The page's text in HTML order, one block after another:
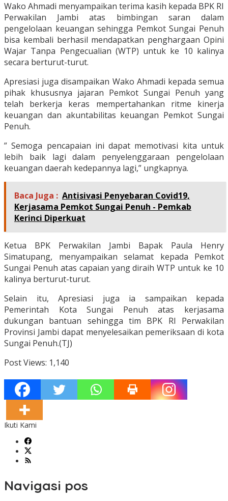
Wako Ahmadi menyampaikan terima kasih kepada BPK RI
Perwakilan Jambi atas bimbingan saran dalam
pengelolaan keuangan sehingga Pemkot Sungai Penuh
bisa kembali berhasil mendapatkan penghargaan Opini
Wajar Tanpa Pengecualian (WTP) untuk ke 10 kalinya
secara berturut-turut.
Apresiasi juga disampaikan Wako Ahmadi kepada semua
pihak khususnya jajaran Pemkot Sungai Penuh yang
telah berkerja keras mempertahankan ritme kinerja
keuangan dan akuntabilitas keuangan Pemkot Sungai
Penuh.
” Semoga pencapaian ini dapat memotivasi kita untuk
lebih baik lagi dalam penyelenggaraan pengelolaan
keuangan daerah kedepannya lagi,” ungkapnya.
Baca Juga : Antisivasi Penyebaran Covid19,
Kerjasama Pemkot Sungai Penuh - Pemkab
Kerinci Diperkuat
Ketua BPK Perwakilan Jambi Bapak Paula Henry
Simatupang, menyampaikan selamat kepada Pemkot
Sungai Penuh atas capaian yang diraih WTP untuk ke 10
kalinya berturut-turut.
Selain itu, Apresiasi juga ia sampaikan kepada
Pemerintah Kota Sungai Penuh atas kerjasama
dukungan bantuan sehingga tim BPK RI Perwakilan
Provinsi Jambi dapat menyelesaikan pemeriksaan di kota
Sungai Penuh.(TJ)
Post Views: 1,140
Ikuti Kami
Navigasi pos